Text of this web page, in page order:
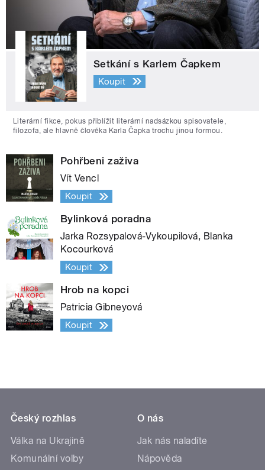
Setkání s Karlem Čapkem
Koupit
Literární fikce, pokus přiblížit literární nadsázkou spisovatele,
filozofa, ale hlavně člověka Karla Čapka trochu jinou formou.
Pohřbeni zaživa
Vít Vencl
Koupit
Bylinková poradna
Jarka Rozsypalová-Vykoupilová, Blanka
Kocourková
Koupit
Hrob na kopci
Patricia Gibneyová
Koupit
Český rozhlas
Válka na Ukrajině
Komunální volby
O nás
Jak nás naladíte
Nápověda